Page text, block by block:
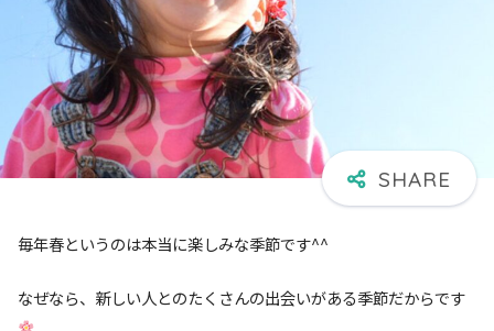
毎年春というのは本当に楽しみな季節です^^
なぜなら、新しい人とのたくさんの出会いがある季節だからです